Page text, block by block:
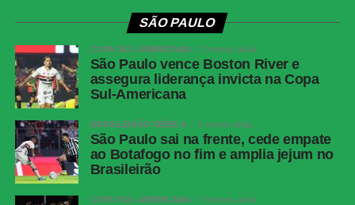
SÃO PAULO
COPA SUL-AMERICANA 2 meses atrás
São Paulo vence Boston River e
assegura liderança invicta na Copa
Sul-Americana
BRASILEIRÃO SÉRIE A 3 meses atrás
São Paulo sai na frente, cede empate
ao Botafogo no fim e amplia jejum no
Brasileirão
COPA SUL-AMERICANA 3 meses atrás